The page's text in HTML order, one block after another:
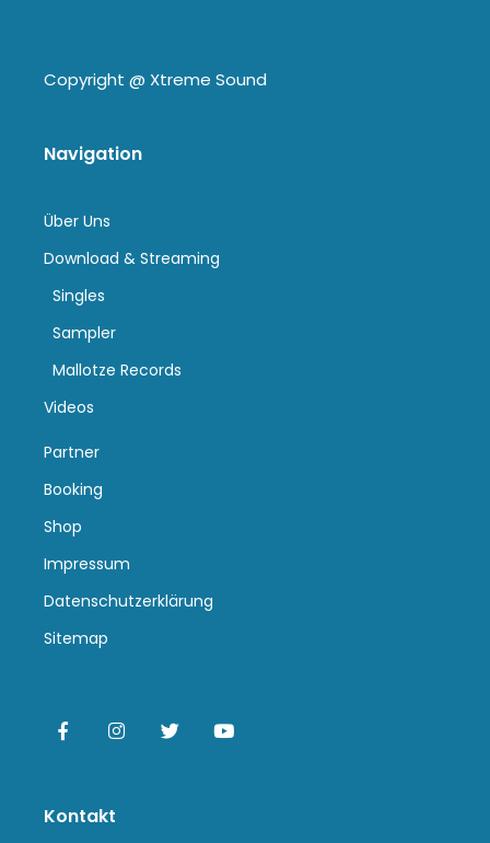
Copyright @ Xtreme Sound
Navigation
Über Uns
Download & Streaming
Singles
Sampler
Mallotze Records
Videos
Partner
Booking
Shop
Impressum
Datenschutzerklärung
Sitemap
Kontakt